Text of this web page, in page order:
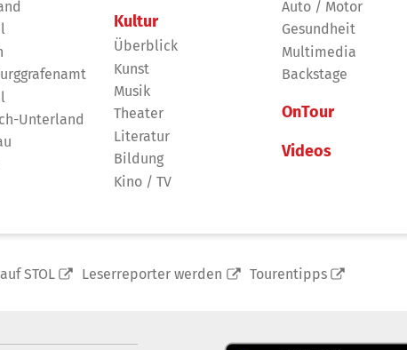
Unterland
Kultur
Überblick
Kunst
Musik
Theater
Literatur
Bildung
Kino / TV
Auto / Motor
Gesundheit
Multimedia
Backstage
OnTour
Videos
STOL Leserreporter werden Tourentipps